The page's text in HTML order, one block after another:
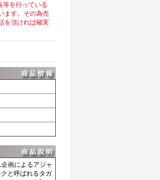
等を行っている
ます。その為売
を頂ければ確実
画によるアジャ
と呼ばれるタガ